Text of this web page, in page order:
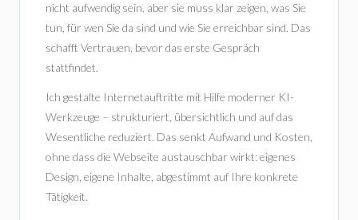
nicht aufwendig sein, aber sie muss klar zeigen, was Sie
tun, für wen Sie da sind und wie Sie erreichbar sind. Das
schafft Vertrauen, bevor das erste Gespräch
stattfindet.
Ich gestalte Internetauftritte mit Hilfe moderner KI-
Werkzeuge – strukturiert, übersichtlich und auf das
Wesentliche reduziert. Das senkt Aufwand und Kosten,
ohne dass die Webseite austauschbar wirkt: eigenes
Design, eigene Inhalte, abgestimmt auf Ihre konkrete
Tätigkeit.